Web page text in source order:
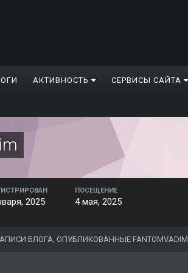
АКТИВНОСТЬ СЕРВИСЫ САЙТА
2025
ПОСЕЩЕНИЕ
4 мая, 2025
БЛОГА, ОПУБЛИКОВАННЫЕ FANTOMVADIM